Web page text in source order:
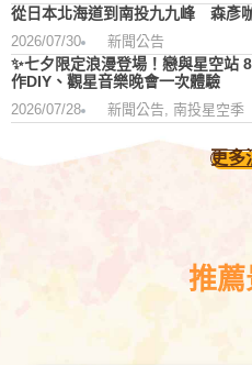
從日本北海道到南投九九峰 森彥
2026/07/30 新聞公告
✨七夕限定浪漫登場！戀與星空
作DIY、觀星音樂晚會一次體驗
2026/07/28 新聞公告, 南投星空季
更多
推